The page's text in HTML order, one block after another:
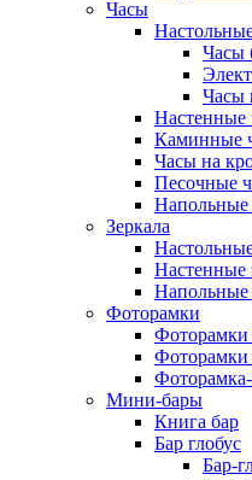
Часы
Часы
Часы
Настенные
Каминные
Часы на
Песочные
Напольные
Зеркала
Настенные
Напольные
Фоторамки
Фоторамки
Фоторамки
Мини-бары
Книга бар
Бар глобус
Бар-